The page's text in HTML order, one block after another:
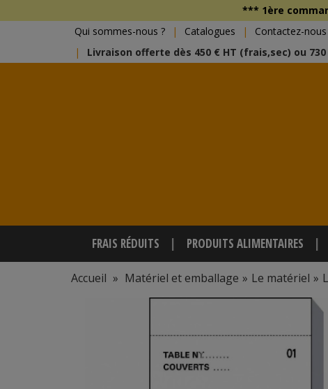
*** 1ère
Qui sommes-nous ?
Catalogues
Contactez-nous
Livraison offerte dès 450 € HT (frais,sec) ou
FRAIS RÉDUITS PRODUITS ALIMENTAIRES
Accueil » Matériel et emballage » Le matériel »